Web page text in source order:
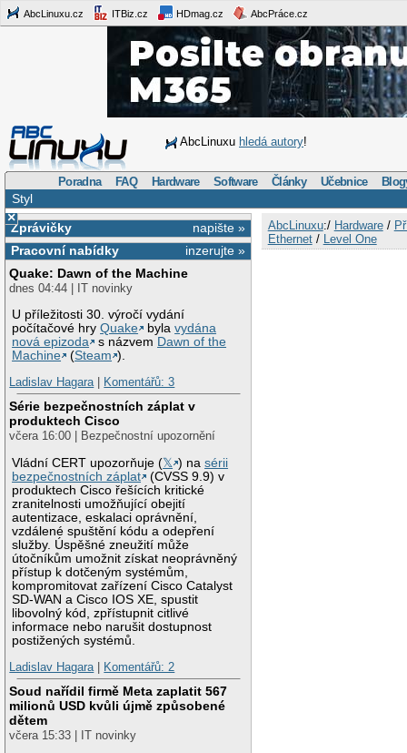
AbcLinuxu.cz ITBiz.cz HDmag.cz AbcPráce.cz
AbcLinuxu hledá autory!
Poradna FAQ Hardware Software Články Učebnice
Styl
×
napište »
Zprávičky
inzerujte »
Pracovní nabídky
Quake: Dawn of the Machine
dnes 04:44 | IT novinky
U příležitosti 30. výročí vydání
počítačové hryQuake bylavydána
nová epizoda
s názvem Dawn of the
Machine
(Steam ).
Ladislav Hagara| Komentářů: 3
Série bezpečnostních záplat v
produktech Cisco
včera 16:00 | Bezpečnostní upozornění
Vládní CERT upozorňuje (𝕏 ) nasérii
bezpečnostních záplat
(CVSS 9.9) v
produktech Cisco řešících kritické
zranitelnosti umožňující obejití
autentizace, eskalaci oprávnění,
vzdálené spuštění kódu a odepření
služby. Úspěšné zneužití může
útočníkům umožnit získat neoprávněný
přístup k dotčeným systémům,
kompromitovat zařízení Cisco Catalyst
SD-WAN a Cisco IOS XE, spustit
libovolný kód, zpřístupnit citlivé
informace nebo narušit dostupnost
postižených systémů.
Ladislav Hagara| Komentářů: 2
Soud nařídil firmě Meta zaplatit 567
milionů USD kvůli újmě způsobené
dětem
včera 15:33 | IT novinky
AbcLinuxu:/ Hardware/
Ethernet/ Level One